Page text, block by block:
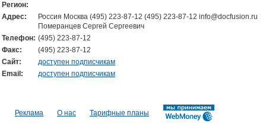
Регион:
Адрес:
Россия Москва (495) 223-87-12 (495) 223-87-12 info@docfusion.ru
Померанцев Сергей Сергеевич
Телефон: (495) 223-87-12
Факс:
(495) 223-87-12
Cайт:
доступен подписчикам
Email:
доступен подписчикам
Реклама О нас Тарифные планы